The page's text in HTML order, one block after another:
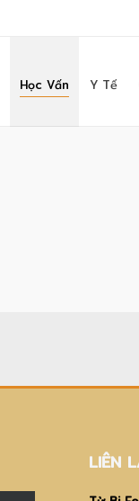
Học Vấn Y Tế
LIÊN